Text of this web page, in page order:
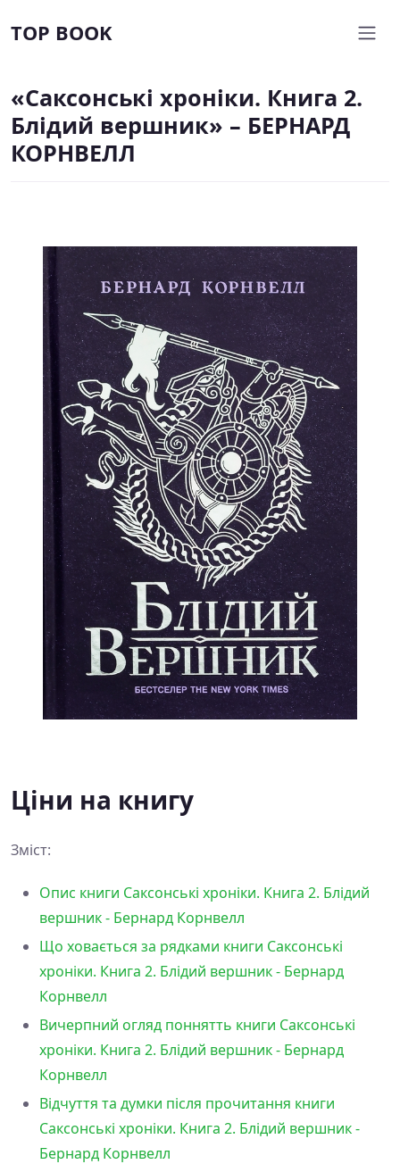
TOP BOOK
«Саксонські хроніки. Книга 2.
Блідий вершник» – БЕРНАРД
КОРНВЕЛЛ
Ціни на книгу
Зміст:
Опис книги Саксонські хроніки. Книга 2. Блідий
вершник - Бернард Корнвелл
Що ховається за рядками книги Саксонські
хроніки. Книга 2. Блідий вершник - Бернард
Корнвелл
Вичерпний огляд поннятть книги Саксонські
хроніки. Книга 2. Блідий вершник - Бернард
Корнвелл
Відчуття та думки після прочитання книги
Саксонські хроніки. Книга 2. Блідий вершник -
Бернард Корнвелл